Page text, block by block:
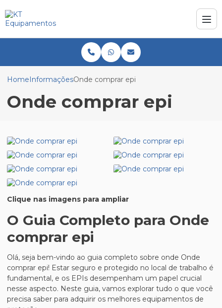
HomeInformaçõesOnde comprar epi
Onde comprar epi
Clique nas imagens para ampliar
O Guia Completo para Onde
comprar epi
Olá, seja bem-vindo ao guia completo sobre onde Onde
comprar epi! Estar seguro e protegido no local de trabalho é
fundamental, e os EPIs desempenham um papel crucial
nesse aspecto. Neste guia, vamos explorar tudo o que você
precisa saber para adquirir os melhores equipamentos de